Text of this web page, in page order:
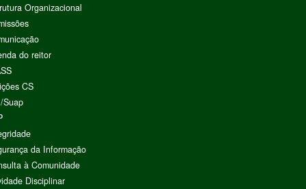
Organizacional
do reitor
CS
Suap
da Informação
à Comunidade
Disciplinar